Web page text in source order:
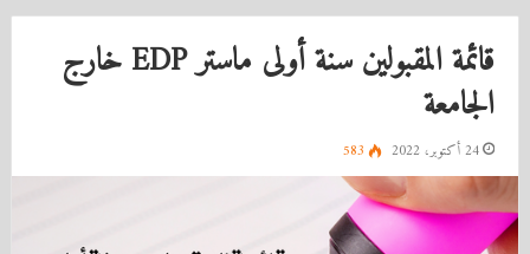
قائمة المقبولين سنة أولى ماستر EDP خارج
الجامعة
24 أكتوبر، 2022 583